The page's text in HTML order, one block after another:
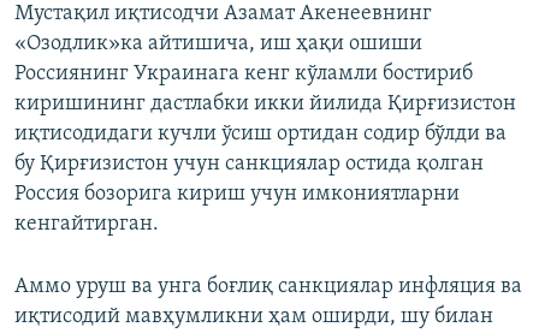
Мустақил иқтисодчи Азамат Акенеевнинг
«Озодлик»ка айтишича, иш ҳақи ошиши
Россиянинг Украинага кенг кўламли бостириб
киришининг дастлабки икки йилида Қирғизистон
иқтисодидаги кучли ўсиш ортидан содир бўлди ва
бу Қирғизистон учун санкциялар остида қолган
Россия бозорига кириш учун имкониятларни
кенгайтирган.
Аммо уруш ва унга боғлиқ санкциялар инфляция ва
иқтисодий мавҳумликни ҳам оширди, шу билан